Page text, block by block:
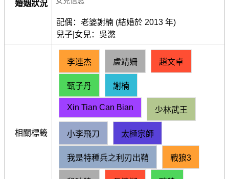
婚姻狀況
配偶：老婆謝楠 (結婚於 2013 年)
兒子|女兒：吳滺
相關標籤
李連杰 盧靖姍 趙文卓
甄子丹 謝楠
Xin Tian Can Bian 少林武王
小李飛刀 太極宗師
我是特種兵之利刃出鞘 戰狼3